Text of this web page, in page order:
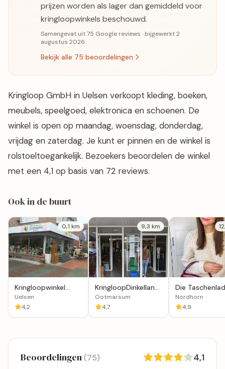
prijzen worden als lager dan gemiddeld voor
kringloopwinkels beschouwd.
Samengevat uit 75 Google reviews · bijgewerkt 2
augustus 2026
Bekijk alle 75 beoordelingen
Kringloop GmbH in Uelsen verkoopt kleding, boeken,
meubels, speelgoed, elektronica en schoenen. De
winkel is open op maandag, woensdag, donderdag,
vrijdag en zaterdag. Je kunt er pinnen en de winkel is
rolstoeltoegankelijk. Bezoekers beoordelen de winkel
met een 4,1 op basis van 72 reviews.
Ook in de buurt
0,1 km
Kringloopwinkel
Suzanne Uelsen
Uelsen
4,2
9,3 km
KringloopDinkellandTubbergen
in Ootmarsum
Ootmarsum
4,7
Die
Nordhorn
4,9
Beoordelingen(75) 4,1